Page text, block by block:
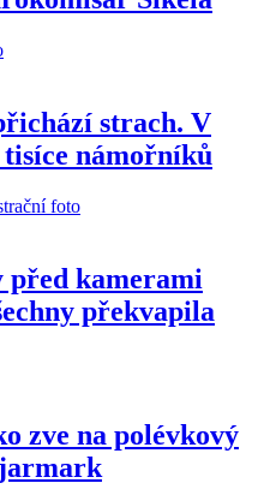
strach. V
námořníků
před kamerami
překvapila
zve na polévkový